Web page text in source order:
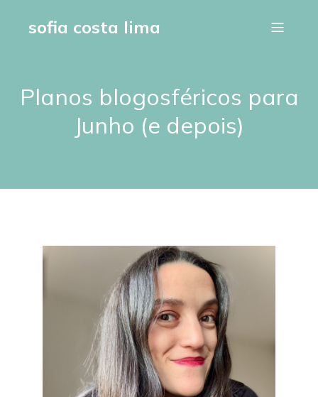
sofia costa lima
Planos blogosféricos para
Junho (e depois)